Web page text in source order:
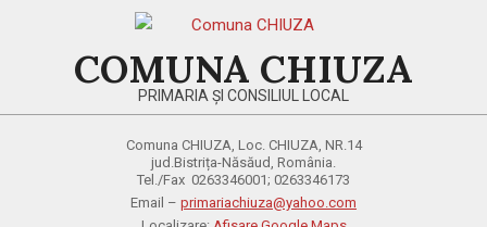
COMUNA CHIUZA
PRIMARIA ȘI CONSILIUL LOCAL
Comuna CHIUZA, Loc. CHIUZA, NR.14
jud.Bistrița-Năsăud, România.
Tel./Fax 0263346001; 0263346173
Email – primariachiuza@yahoo.com